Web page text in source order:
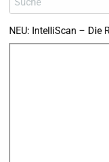
NEU: IntelliScan – Die